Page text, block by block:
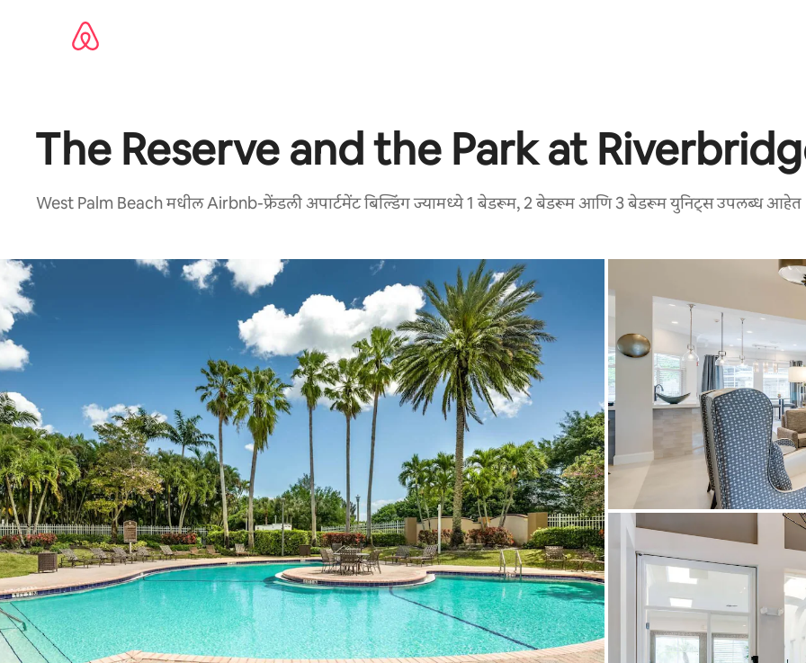
The Reserve and the Park at
West Palm Beach मधील Airbnb-फ्रेंडली अपार्टमेंट बिल्डिंग ज्यामध्ये 1 बेडरूम, 2 बेडरूम आणि 3 बेडरूम युनिट्स उपलब्ध आहेत